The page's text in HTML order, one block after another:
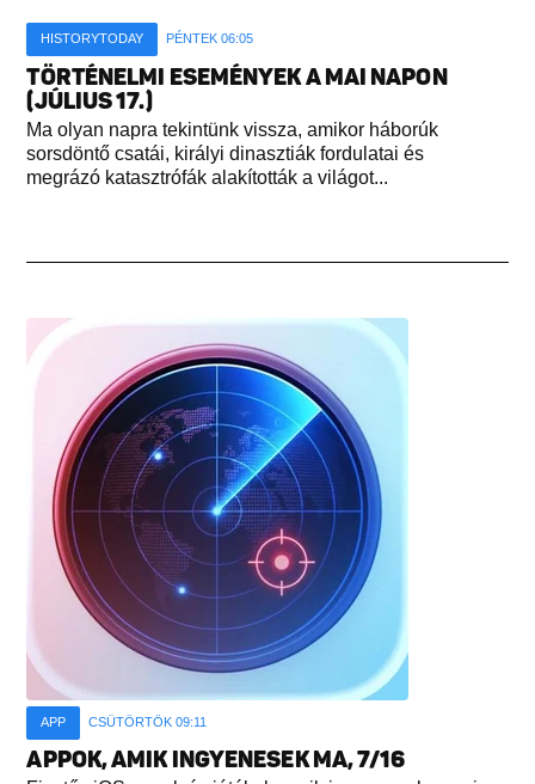
HISTORYTODAY PÉNTEK 06:05
TÖRTÉNELMI ESEMÉNYEK A MAI NAPON
(JÚLIUS 17.)
Ma olyan napra tekintünk vissza, amikor háborúk
sorsdöntő csatái, királyi dinasztiák fordulatai és
megrázó katasztrófák alakították a világot...
APP CSÜTÖRTÖK 09:11
APPOK, AMIK INGYENESEK MA, 7/16